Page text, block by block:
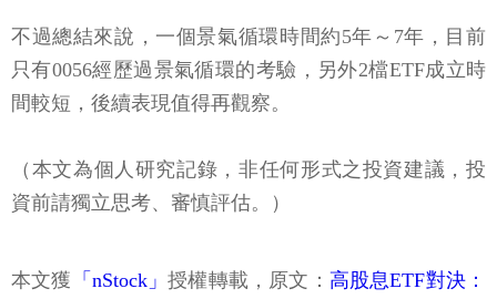
不過總結來說，一個景氣循環時間約5年～7年，目前
只有0056經歷過景氣循環的考驗，另外2檔ETF成立時
間較短，後續表現值得再觀察。
（本文為個人研究記錄，非任何形式之投資建議，投
資前請獨立思考、審慎評估。）
本文獲 「nStock」授權轉載，原文： 高股息ETF對決：